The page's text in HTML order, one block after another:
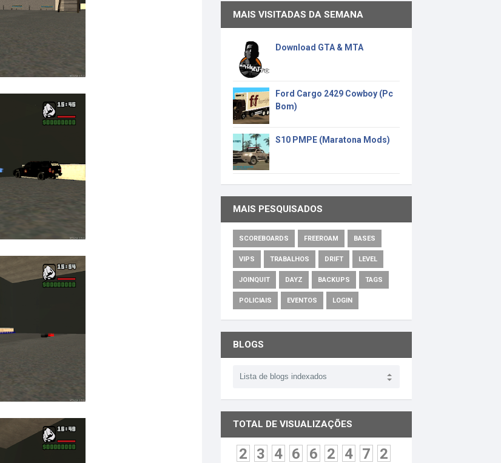
MAIS VISITADAS DA SEMANA
Download GTA & MTA
Ford Cargo 2429 Cowboy (Pc
Bom)
S10 PMPE (Maratona Mods)
MAIS PESQUISADOS
SCOREBOARDS FREEROAM BASES
VIPS TRABALHOS DRIFT LEVEL
JOINQUIT DAYZ BACKUPS TAGS
POLICIAIS EVENTOS LOGIN
BLOGS
TOTAL DE VISUALIZAÇÕES
2 3 4 6 6 2 4 7 2